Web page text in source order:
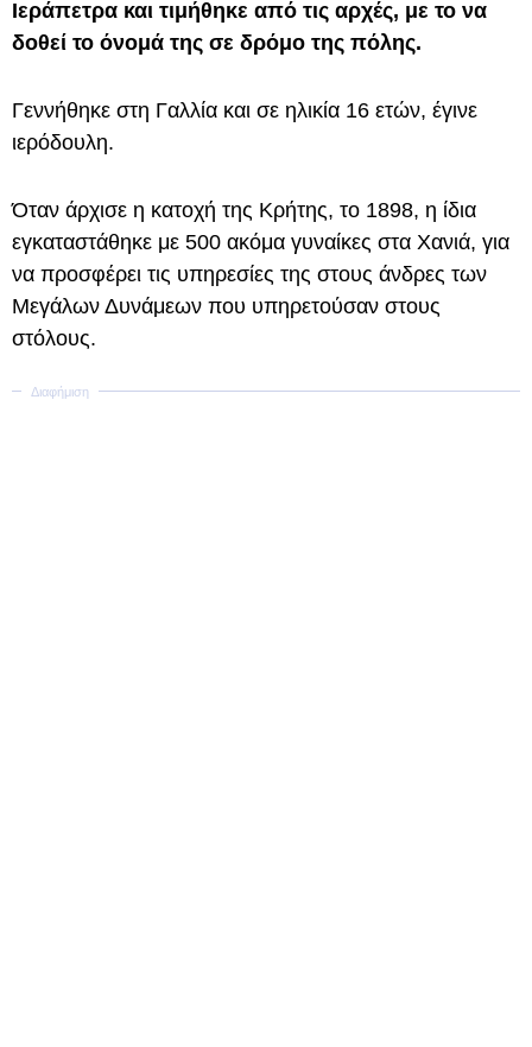
Ιεράπετρα και τιμήθηκε από τις αρχές, με το να
δοθεί το όνομά της σε δρόμο της πόλης.
Γεννήθηκε στη Γαλλία και σε ηλικία 16 ετών, έγινε
ιερόδουλη.
Όταν άρχισε η κατοχή της Κρήτης, το 1898, η ίδια
εγκαταστάθηκε με 500 ακόμα γυναίκες στα Χανιά, για
να προσφέρει τις υπηρεσίες της στους άνδρες των
Μεγάλων Δυνάμεων που υπηρετούσαν στους
στόλους.